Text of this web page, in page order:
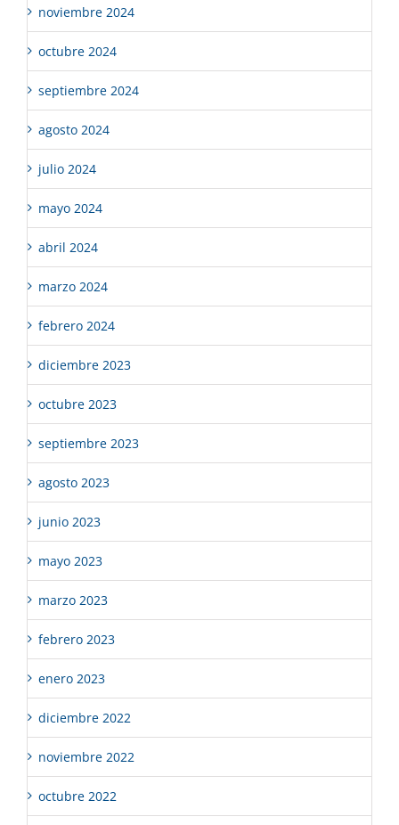
noviembre 2024
octubre 2024
septiembre 2024
agosto 2024
julio 2024
mayo 2024
abril 2024
marzo 2024
febrero 2024
diciembre 2023
octubre 2023
septiembre 2023
agosto 2023
junio 2023
mayo 2023
marzo 2023
febrero 2023
enero 2023
diciembre 2022
noviembre 2022
octubre 2022